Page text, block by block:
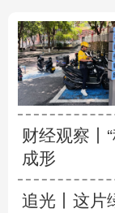
财经观察丨
成形
追光丨 这片